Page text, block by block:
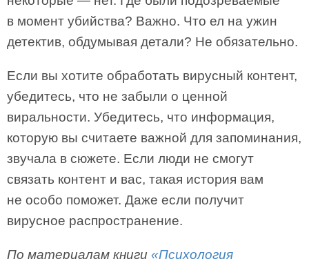
в момент убийства? Важно. Что ел на ужин
детектив, обдумывая детали? Не обязательно.
Если вы хотите обработать вирусный контент,
убедитесь, что не забыли о ценной
виральности. Убедитесь, что информация,
которую вы считаете важной для запоминания,
звучала в сюжете. Если люди не смогут
связать контент и вас, такая история вам
не особо поможет. Даже если получит
вирусное распространение.
По материалам книги «Психология